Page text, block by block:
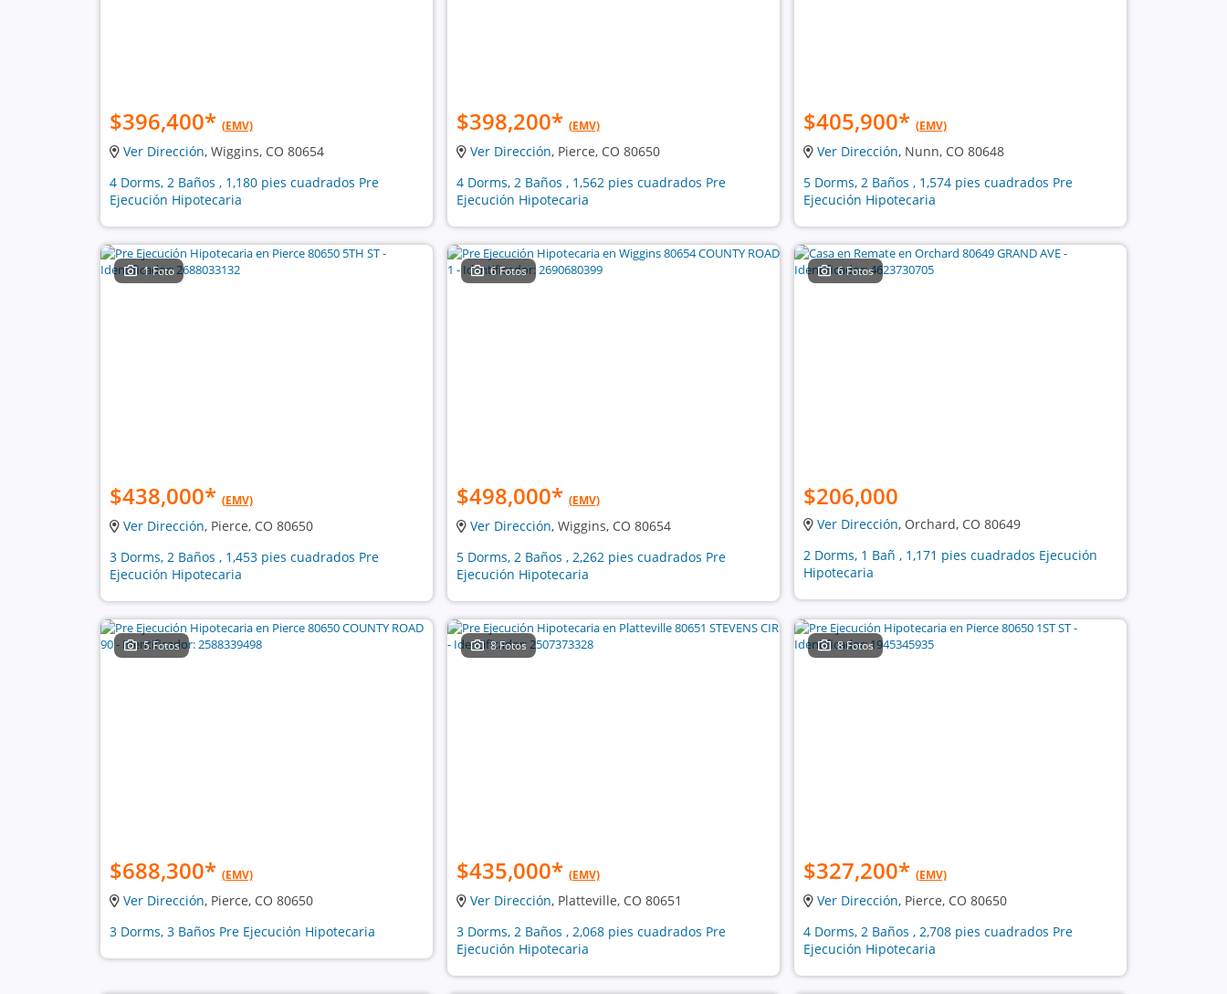
$396,400* (EMV)
Ver Dirección, Wiggins, CO 80654
4 Dorms, 2 Baños , 1,180 pies cuadrados Pre
Ejecución Hipotecaria
$398,200* (EMV)
Ver Dirección, Pierce, CO 80650
4 Dorms, 2 Baños , 1,562 pies cuadrados Pre
Ejecución Hipotecaria
$405,900* (EMV)
Ver Dirección, Nunn, CO 80648
5 Dorms, 2 Baños , 1,574 pies cuadrados Pre
Ejecución Hipotecaria
1 Foto
$438,000* (EMV)
Ver Dirección, Pierce, CO 80650
3 Dorms, 2 Baños , 1,453 pies cuadrados Pre
Ejecución Hipotecaria
6 Fotos
$498,000* (EMV)
Ver Dirección, Wiggins, CO 80654
5 Dorms, 2 Baños , 2,262 pies cuadrados Pre
Ejecución Hipotecaria
6 Fotos
$206,000
Ver Dirección, Orchard, CO 80649
2 Dorms, 1 Bañ , 1,171 pies cuadrados Ejecución
Hipotecaria
5 Fotos
$688,300* (EMV)
Ver Dirección, Pierce, CO 80650
3 Dorms, 3 Baños Pre Ejecución Hipotecaria
8 Fotos
$435,000* (EMV)
Ver Dirección, Platteville, CO 80651
3 Dorms, 2 Baños , 2,068 pies cuadrados Pre
Ejecución Hipotecaria
8 Fotos
$327,200* (EMV)
Ver Dirección, Pierce, CO 80650
4 Dorms, 2 Baños , 2,708 pies cuadrados Pre
Ejecución Hipotecaria